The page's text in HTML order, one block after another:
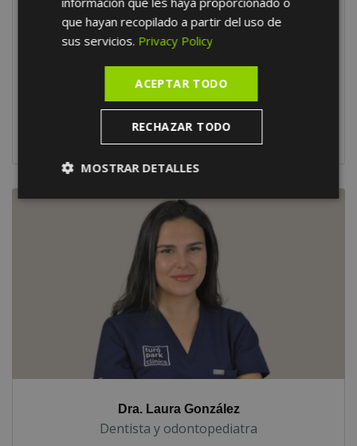
Dra. Eléna Bensoussan
Dentista
Ver Perfil
Dra. Laura González
Dentista y odontopediatra
que hayan recopilado a partir del uso de
sus servicios. Privacy Policy
ACEPTAR TODO
RECHAZAR TODO
MOSTRAR DETALLES